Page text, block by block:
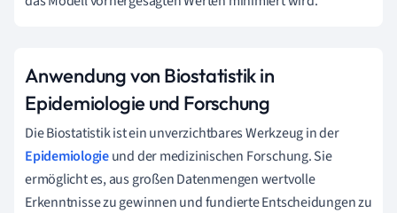
Anwendung von Biostatistik in
Epidemiologie und Forschung
Die Biostatistik ist ein unverzichtbares Werkzeug in der
Epidemiologieund der medizinischen Forschung. Sie
ermöglicht es, aus großen Datenmengen wertvolle
Erkenntnisse zu gewinnen und fundierte Entscheidungen zu